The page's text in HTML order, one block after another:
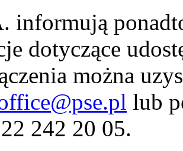
informują
dotyczące
można
lub
242 20 05.